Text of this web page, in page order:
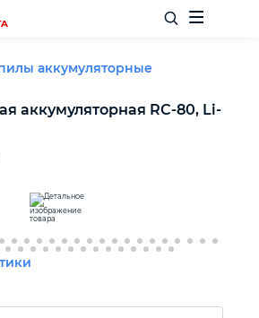
аккумуляторные
аккумуляторная RС-80, Li-